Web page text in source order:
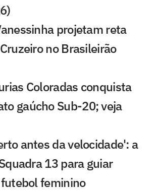
projetam reta
no Brasileirão
Coloradas conquista
gaúcho Sub-20; veja
antes da velocidade': a
13 para guiar
feminino